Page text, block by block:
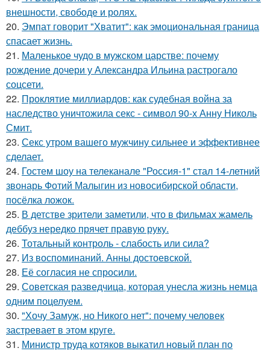
внешности, свободе и ролях.
20. Эмпат говорит "Хватит": как эмоциональная граница
спасает жизнь.
21. Маленькое чудо в мужском царстве: почему
рождение дочери у Александра Ильина растрогало
соцсети.
22. Проклятие миллиардов: как судебная война за
наследство уничтожила секс - символ 90-х Анну Николь
Смит.
23. Секс утром вашего мужчину сильнее и эффективнее
сделает.
24. Гостем шоу на телеканале "Россия-1" стал 14-летний
звонарь Фотий Малыгин из новосибирской области,
посёлка ложок.
25. В детстве зрители заметили, что в фильмах жамель
деббуз нередко прячет правую руку.
26. Тотальный контроль - слабость или сила?
27. Из воспоминаний. Анны достоевской.
28. Её согласия не спросили.
29. Советская разведчица, которая унесла жизнь немца
одним поцелуем.
30. "Хочу Замуж, но Никого нет": почему человек
застревает в этом круге.
31. Министр труда котяков выкатил новый план по